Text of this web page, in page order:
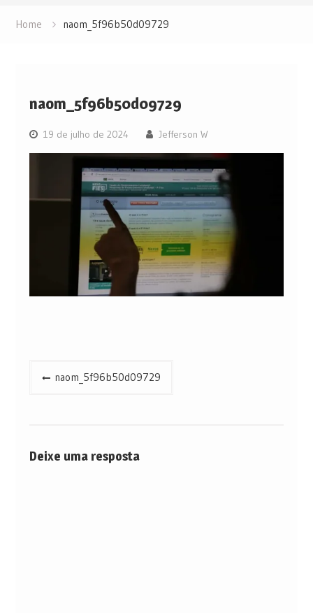
Home naom_5f96b50d09729
naom_5f96b50d09729
19 de julho de 2024 Jefferson W
Navegação
naom_5f96b50d09729
Deixe uma resposta